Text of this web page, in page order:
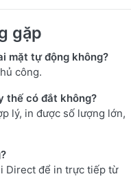
gặp
mặt tự động không?
công.
thế có đắt không?
lý, in được số lượng lớn,
Direct để in trực tiếp từ